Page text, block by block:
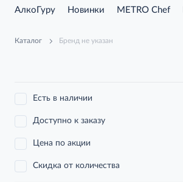
АлкоГуру Новинки METRO Chef
Каталог Бренд не указан
Есть в наличии
Доступно к заказу
Цена по акции
Скидка от количества